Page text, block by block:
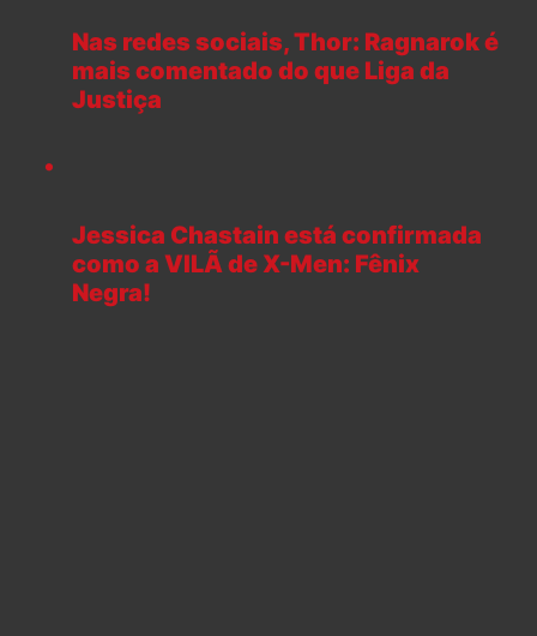
Nas redes sociais, Thor: Ragnarok é
mais comentado do que Liga da
Justiça
Jessica Chastain está confirmada
como a VILÃ de X-Men: Fênix
Negra!